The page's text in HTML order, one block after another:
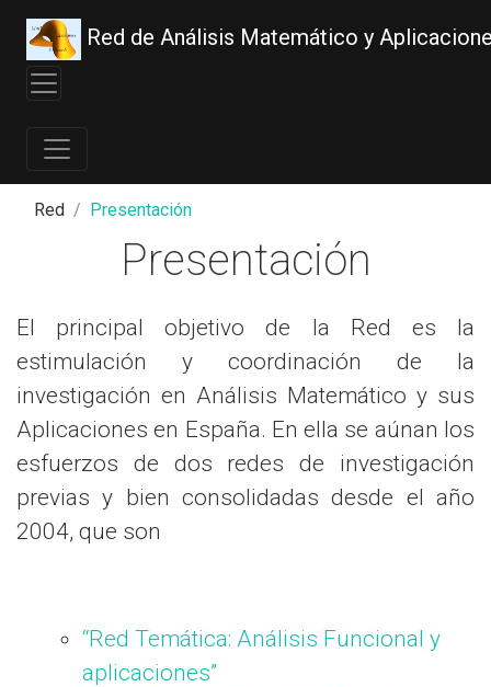
Red de Análisis Matemático y
Red Presentación
Presentación
El principal objetivo de la Red es la
estimulación y coordinación de la
investigación en Análisis Matemático y sus
Aplicaciones en España. En ella se aúnan los
esfuerzos de dos redes de investigación
previas y bien consolidadas desde el año
2004, que son
“Red Temática: Análisis Funcional y
aplicaciones”